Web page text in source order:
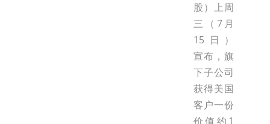
股）上周
三（7月
15日）
宣布，旗
下子公司
获得美国
客户一份
价值约1